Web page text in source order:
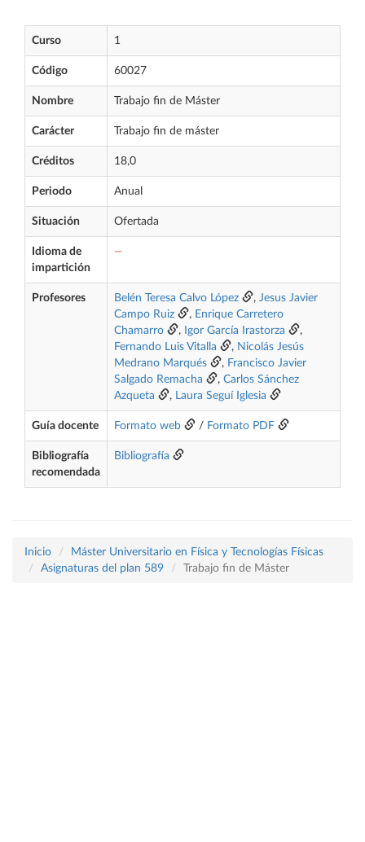
Curso 1
Código 60027
Nombre Trabajo fin de Máster
Carácter Trabajo fin de máster
Créditos 18,0
Periodo Anual
Situación Ofertada
Idioma de
impartición
—
Profesores Belén Teresa Calvo López , Jesus Javier
Campo Ruiz
, Enrique Carretero
Chamarro
, Igor García Irastorza
,
Fernando Luis Vitalla
, Nicolás Jesús
Medrano Marqués
, Francisco Javier
Salgado Remacha
, Carlos Sánchez
Azqueta
, Laura Seguí Iglesia
Guía docente Formato web / Formato PDF
Bibliografía
recomendada
Bibliografía
Inicio
Máster Universitario en Física y Tecnologías Físicas
Asignaturas del plan 589
Trabajo fin de Máster